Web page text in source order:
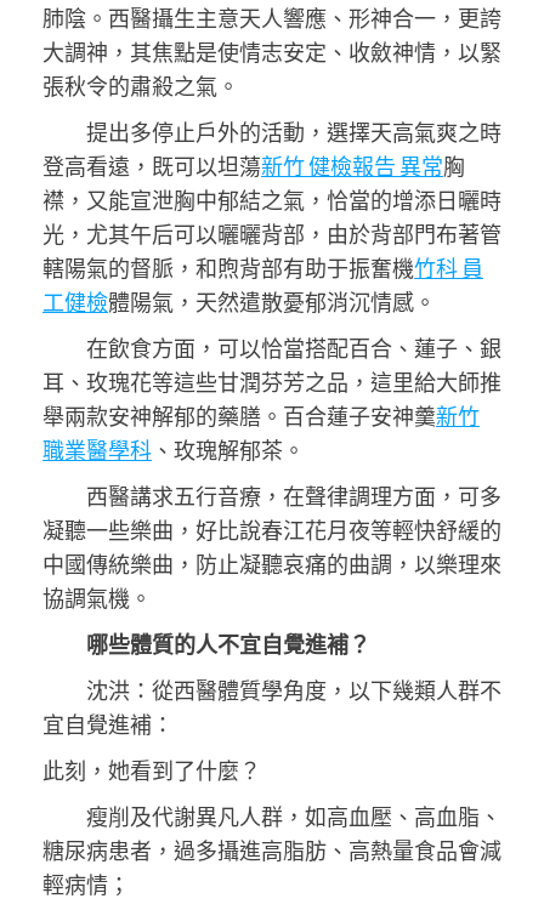
肺陰。西醫攝生主意天人響應、形神合一，更誇
大調神，其焦點是使情志安定、收斂神情，以緊
張秋令的肅殺之氣。
提出多停止戶外的活動，選擇天高氣爽之時
登高看遠，既可以坦蕩新竹 健檢報告 異常胸
襟，又能宣泄胸中郁結之氣，恰當的增添日曬時
光，尤其午后可以曬曬背部，由於背部門布著管
轄陽氣的督脈，和煦背部有助于振奮機竹科 員
工健檢體陽氣，天然遣散憂郁消沉情感。
在飲食方面，可以恰當搭配百合、蓮子、銀
耳、玫瑰花等這些甘潤芬芳之品，這里給大師推
舉兩款安神解郁的藥膳。百合蓮子安神羹新竹
職業醫學科 、玫瑰解郁茶。
西醫講求五行音療，在聲律調理方面，可多
凝聽一些樂曲，好比說春江花月夜等輕快舒緩的
中國傳統樂曲，防止凝聽哀痛的曲調，以樂理來
協調氣機。
哪些體質的人不宜自覺進補？
沈洪：從西醫體質學角度，以下幾類人群不
宜自覺進補：
此刻，她看到了什麼？
瘦削及代謝異凡人群，如高血壓、高血脂、
糖尿病患者，過多攝進高脂肪、高熱量食品會減
輕病情；